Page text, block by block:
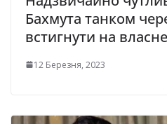
Бахмута танком
встигнути на
12 Березня, 2023